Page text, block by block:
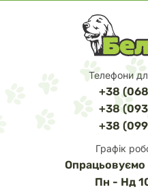
Телефони
+38
+38
+38
Графік
Опрацьовуємо
Пн - Нд